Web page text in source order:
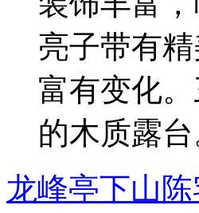
亮子带有
富有变化
的木质露台
龙峰亭下山陈